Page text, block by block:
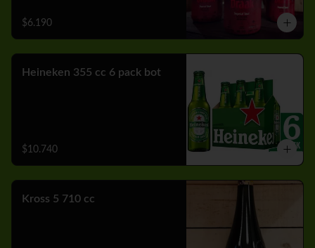
$6.190
Heineken 355 cc 6 pack bot
$10.740
Kross 5 710 cc